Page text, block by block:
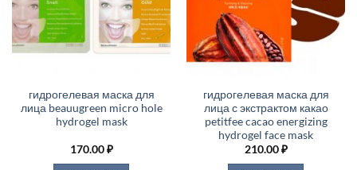
гидрогелевая маска для
лица beauugreen micro hole
hydrogel mask
170.00₽
гидрогелевая маска для
лица с экстрактом какао
petitfee cacao energizing
hydrogel face mask
210.00₽